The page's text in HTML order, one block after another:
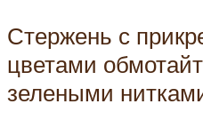
Стержень с
цветами
зелеными